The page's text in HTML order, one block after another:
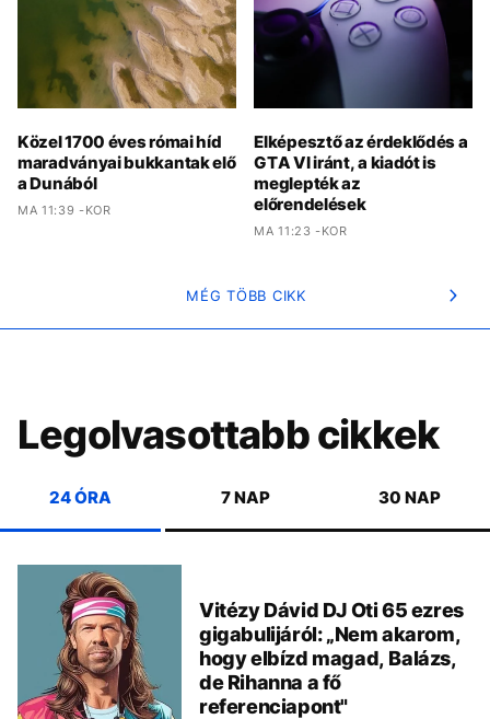
Közel 1700 éves római híd
maradványai bukkantak elő
a Dunából
MA 11:39 -KOR
Elképesztő az érdeklődés a
GTA VI iránt, a kiadót is
meglepték az
előrendelések
MA 11:23 -KOR
MÉG TÖBB CIKK
Legolvasottabb cikkek
24 ÓRA 7 NAP 30 NAP
Vitézy Dávid DJ Oti 65 ezres
gigabulijáról: „Nem akarom,
hogy elbízd magad, Balázs,
de Rihanna a fő
referenciapont"